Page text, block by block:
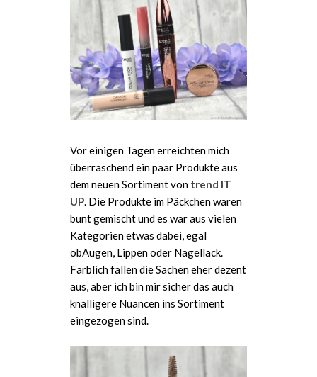
Vor einigen Tagen erreichten mich
überraschend ein paar Produkte aus
dem neuen Sortiment von trend IT
UP. Die Produkte im Päckchen waren
bunt gemischt und es war aus vielen
Kategorien etwas dabei, egal
obAugen, Lippen oder Nagellack.
Farblich fallen die Sachen eher dezent
aus, aber ich bin mir sicher das auch
knalligere Nuancen ins Sortiment
eingezogen sind.